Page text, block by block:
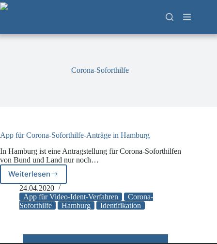
Zum
Inhalt
Corona-Soforthilfe
App für Corona-Soforthilfe-Anträge in Hamburg
In Hamburg ist eine Antragstellung für Corona-Soforthilfen
von Bund und Land nur noch…
Weiterlesen
App
für
Corona-
Soforthilfe-
Hamburg
24.04.2020
App für Video-Ident-Verfahren
Corona-
Soforthilfe
Hamburg Identifikation